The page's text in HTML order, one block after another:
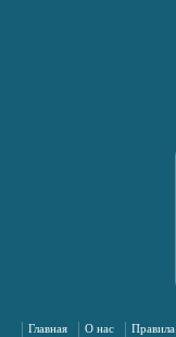
Главная О нас Правила